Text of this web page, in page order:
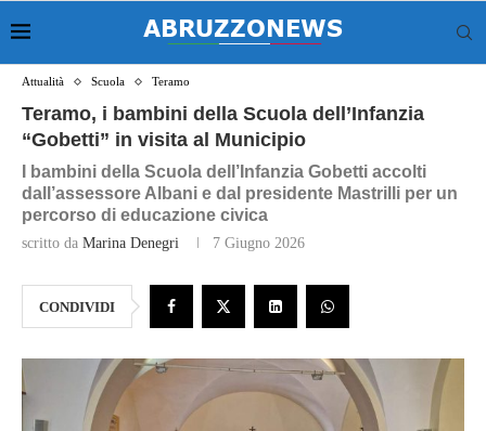
Attualità Scuola Teramo
Teramo, i bambini della Scuola dell’Infanzia
“Gobetti” in visita al Municipio
I bambini della Scuola dell’Infanzia Gobetti accolti
dall’assessore Albani e dal presidente Mastrilli per un
percorso di educazione civica
scritto da Marina Denegri 7 Giugno 2026
CONDIVIDI